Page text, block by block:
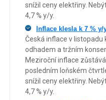
snížil ceny elektřiny.
4,7 % y/y.
Inflace klesla k 7 %
Česká inflace v listopadu
odhadem a tržním
Meziroční inflace
posledním loňském
snížil ceny elektřiny.
4,7 % y/y.